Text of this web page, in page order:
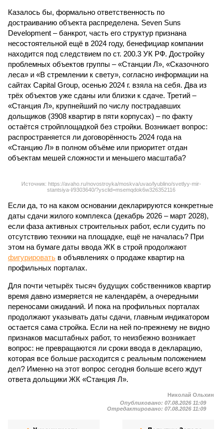
Казалось бы, формально ответственность по
достраиванию объекта распределена. Seven Suns
Development – банкрот, часть его структур признана
несостоятельной ещё в 2024 году, бенефициар компании
находится под следствием по ст. 200.3 УК РФ. Достройку
проблемных объектов группы – «Станции Л», «Сказочного
леса» и «В стремлении к свету», согласно информации на
сайтах Capital Group, осенью 2024 г. взяла на себя. Два из
трёх объектов уже сданы или близки к сдаче. Третий –
«Станция Л», крупнейший по числу пострадавших
дольщиков (3908 квартир в пяти корпусах) – по факту
остаётся стройплощадкой без стройки. Возникает вопрос:
распространяется ли договорённость 2024 года на
«Станцию Л» в полном объёме или приоритет отдан
объектам мешей сложности и меньшего масштаба?
Источник: https://avaho.ru/novostroyka/moskva/uvao/lyublino/svetlyy-mir-
stantsiya-l/9303640/?ysclid=msemqdok6w326352116
Если да, то на каком основании декларируются конкретные
даты сдачи жилого комплекса (декабрь 2026 – март 2028),
если фаза активных строительных работ, если судить по
отсутствию техники на площадке, ещё не началась? При
этом на бумаге даты ввода ЖК в строй продолжают
фигурировать в объявлениях о продаже квартир на
профильных порталах.
Для почти четырёх тысяч будущих собственников квартир
время давно измеряется не календарём, а очередными
переносами ожиданий. И пока на профильных порталах
продолжают указывать даты сдачи, главным индикатором
остается сама стройка. Если на ней по-прежнему не видно
признаков масштабных работ, то неизбежно возникает
вопрос: не превращаются ли сроки ввода в декларацию,
которая все больше расходится с реальным положением
дел? Именно на этот вопрос сегодня больше всего ждут
ответа дольщики ЖК «Станция Л».
Николай Ольхин
Опубликовано: 07.08.2026 11:09
Отредактировано: 07.08.2026 11:09